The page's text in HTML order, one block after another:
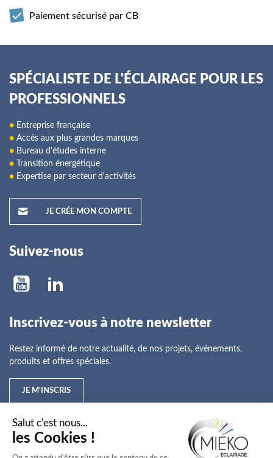
Paiement sécurisé par CB
SPÉCIALISTE DE L'ÉCLAIRAGE POUR LES
PROFESSIONNELS
● Entreprise française
● Accès aux plus grandes marques
● Bureau d'études interne
● Transition énergétique
● Expertise par secteur d'activités
JE CRÉE MON COMPTE
Suivez-nous
Inscrivez-vous à notre newsletter
Restez informé de notre actualité, de nos projets, événements,
produits et offres spéciales.
JE M'INSCRIS